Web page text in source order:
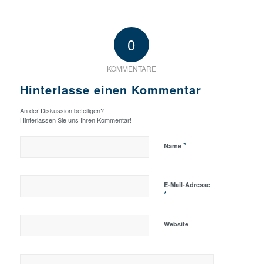
0
KOMMENTARE
Hinterlasse einen Kommentar
An der Diskussion beteiligen?
Hinterlassen Sie uns Ihren Kommentar!
Name *
E-Mail-Adresse
*
Website